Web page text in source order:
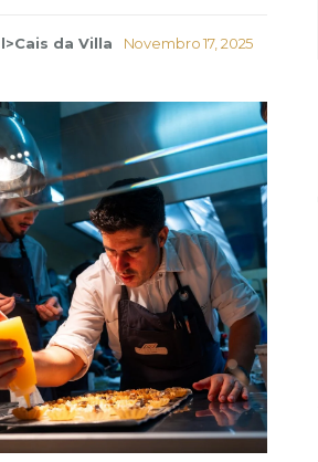
l>Cais da Villa Novembro 17, 2025